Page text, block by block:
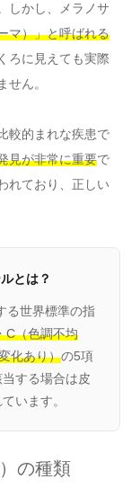
しかし、メラノサ
マ）」と呼ばれる
ろに見えても実際
ん。
較的まれな疾患で
見が非常に重要で
れており、正しい
とは？
る世界標準の指
C（色調不均
化あり）の5項
する場合は皮
います。
の種類